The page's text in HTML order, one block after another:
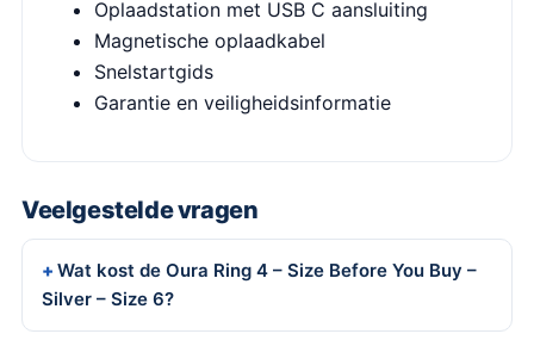
Oplaadstation met USB C aansluiting
Magnetische oplaadkabel
Snelstartgids
Garantie en veiligheidsinformatie
Veelgestelde vragen
Wat kost de Oura Ring 4 – Size Before You Buy –
Silver – Size 6?